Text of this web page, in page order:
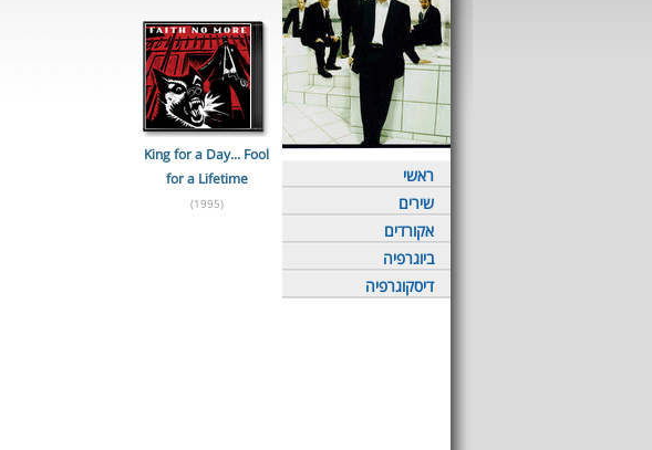
ראשי
שירים
אקורדים
ביוגרפיה
דיסקוגרפיה
King for a Day... Fool
for a Lifetime
(1995)